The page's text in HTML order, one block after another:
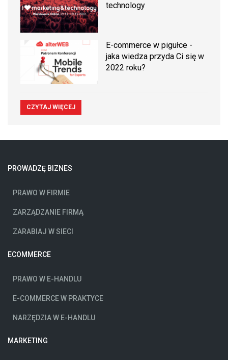
technology
E-commerce w pigułce -
jaka wiedza przyda Ci się w
2022 roku?
CZYTAJ WIĘCEJ
PROWADZĘ BIZNES
PRAWO W FIRMIE
ZARZĄDZANIE FIRMĄ
ZARABIAJ W SIECI
ECOMMERCE
PRAWO W E-HANDLU
E-COMMERCE W PRAKTYCE
NARZĘDZIA W E-HANDLU
MARKETING